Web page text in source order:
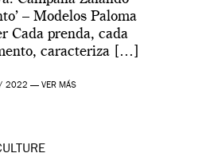
– Modelos Paloma
Cada prenda, cada
caracteriza […]
2022 — VER MÁS